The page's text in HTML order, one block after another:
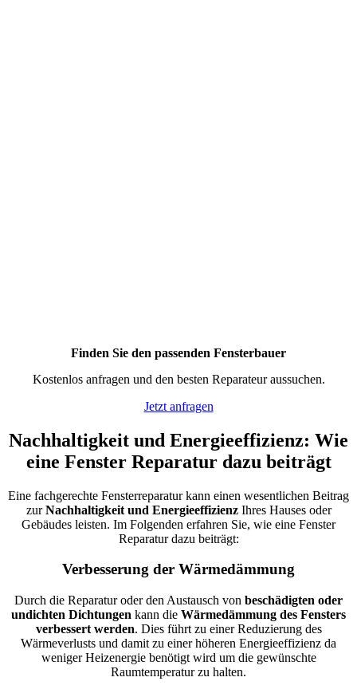
Finden Sie den passenden Fensterbauer
Kostenlos anfragen und den besten Reparateur aussuchen.
Jetzt anfragen
Nachhaltigkeit und Energieeffizienz: Wie
eine Fenster Reparatur dazu beiträgt
Eine fachgerechte Fensterreparatur kann einen wesentlichen Beitrag
zurNachhaltigkeit und EnergieeffizienzIhres Hauses oder
Gebäudes leisten. Im Folgenden erfahren Sie, wie eine Fenster
Reparatur dazu beiträgt:
Verbesserung der Wärmedämmung
Durch die Reparatur oder den Austausch von beschädigten oder
undichten Dichtungen kann die Wärmedämmung des Fensters
verbessert werden. Dies führt zu einer Reduzierung des
Wärmeverlusts und damit zu einer höheren Energieeffizienz da
weniger Heizenergie benötigt wird um die gewünschte
Raumtemperatur zu halten.